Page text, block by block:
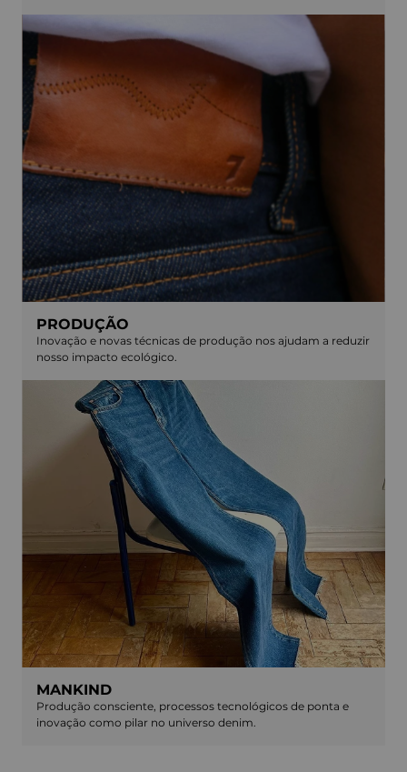
PRODUÇÃO
Inovação e novas técnicas de produção nos ajudam a reduzir
nosso impacto ecológico.
MANKIND
Produção consciente, processos tecnológicos de ponta e
inovação como pilar no universo denim.